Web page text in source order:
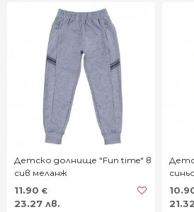
Детско долнище "Fun time" в
сив меланж
11.90 €
23.27 лв.